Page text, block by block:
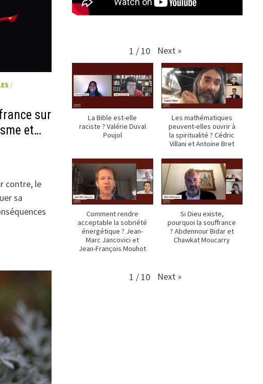
/
sur
et…
contre, le
sa
1 / 10 Next »
La Bible est-elle
raciste ? Valérie Duval
Poujol
Les mathématiques
peuvent-elles ouvrir à
la spiritualité ? Cédric
Villani et Antoine Bret
Comment rendre
acceptable la sobriété
énergétique ? Jean-
Marc Jancovici et
Jean-François Mouhot
Si Dieu existe,
pourquoi la souffrance
? Abdennour Bidar et
Chawkat Moucarry
1 / 10 Next »